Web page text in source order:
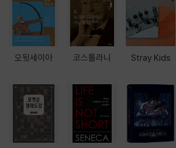
오뒷세이아 코스톨라니 Stray Kids